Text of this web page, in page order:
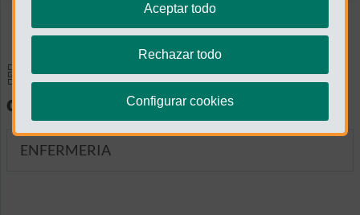
Ver el mapa en Google Maps
Especialidades y pruebas
diagnósticas
ENFERMERIA
Te recordamos que puedes modificar tus ajustes de
cookies en cualquier momento en la sección
Aceptar todo
Rechazar todo
Configurar cookies